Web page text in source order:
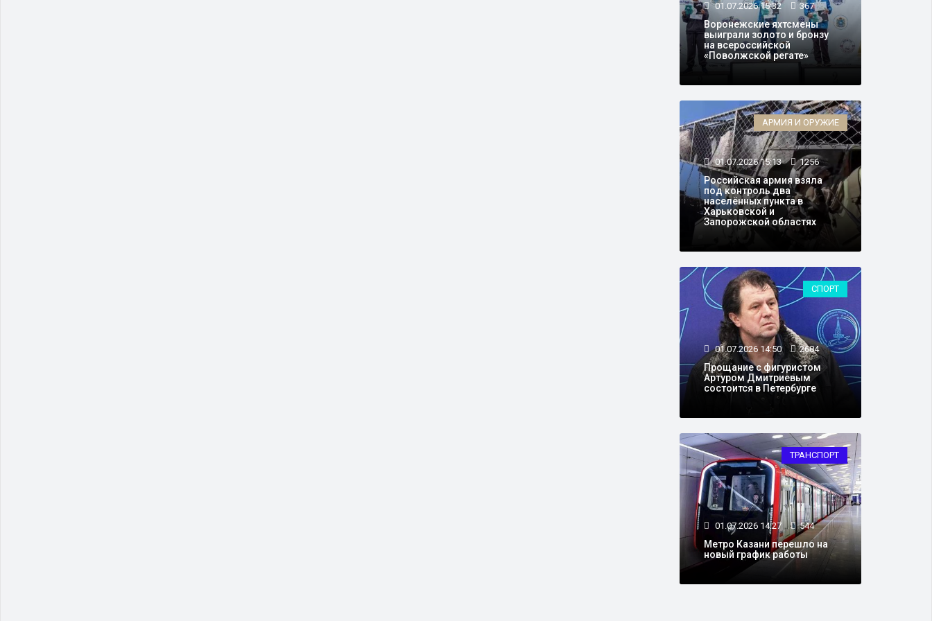
01.07.2026 15:32 367
Воронежские яхтсмены
выиграли золото и бронзу
на всероссийской
«Поволжской регате»
АРМИЯ И ОРУЖИЕ
01.07.2026 15:13 1256
Российская армия взяла
под контроль два
населённых пункта в
Харьковской и
Запорожской областях
СПОРТ
01.07.2026 14:50 2684
Прощание с фигуристом
Артуром Дмитриевым
состоится в Петербурге
ТРАНСПОРТ
01.07.2026 14:27 544
Метро Казани перешло на
новый график работы